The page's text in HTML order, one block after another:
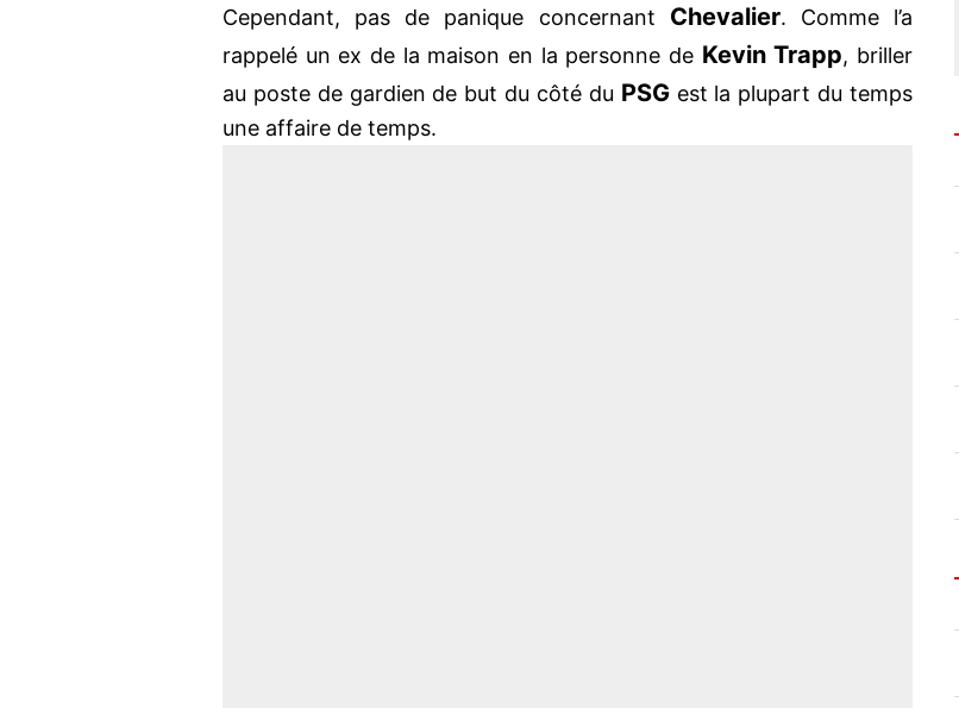
Cependant, pas de panique concernant Chevalier. Comme l’a
rappelé un ex de la maison en la personne de Kevin Trapp, briller
au poste de gardien de but du côté du PSG est la plupart du temps
une affaire de temps.